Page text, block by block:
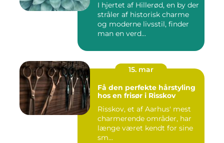
I hjertet af Hillerød, en by der
stråler af historisk charme
og moderne livsstil, finder
man en verd...
15. mar
Få den perfekte hårstyling
hos en frisør i Risskov
Risskov, et af Aarhus' mest
charmerende områder, har
længe været kendt for sine
sm...